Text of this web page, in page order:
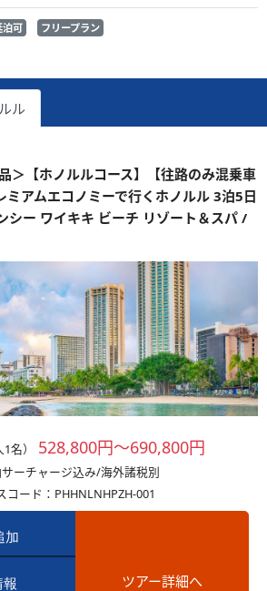
泊可 フリープラン
ル
＞【ホノルルコース】【往路のみ混乗車
アムエコノミーで行くホノルル 3泊5日
シー ワイキキ ビーチ リゾート＆スパ /
名） 528,800円～690,800円
ーチャージ込み/海外諸税別
コード：PHHNLNHPZH-001
加
報 ツアー詳細へ